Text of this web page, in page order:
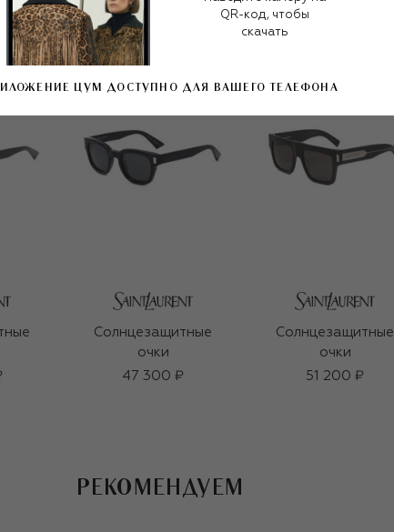
Солнцезащитные
очки
47 300 ₽
Солнцезащитные
очки
51 200 ₽
РЕКОМЕНДУЕМ
QR-код, чтобы
скачать
ЦУМ ДОСТУПНО ДЛЯ ВАШЕГО ТЕЛЕФОНА